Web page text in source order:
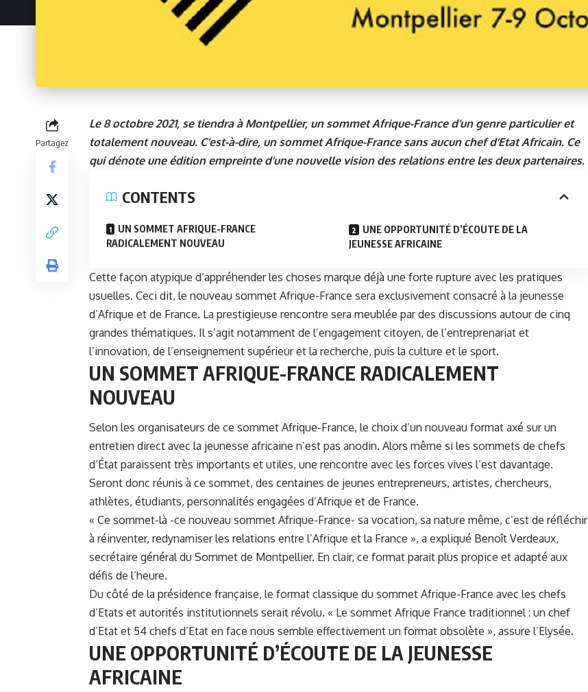
Partagez
Le 8 octobre 2021, se tiendra à Montpellier, un sommet Afrique-France d’un genre particulier et
totalement nouveau. C’est-à-dire, un sommet Afrique-France sans aucun chef d’Etat Africain. Ce
qui dénote une édition empreinte d’une nouvelle vision des relations entre les deux partenaires.
CONTENTS
UN SOMMET AFRIQUE-FRANCE
RADICALEMENT NOUVEAU
UNE OPPORTUNITÉ D’ÉCOUTE DE LA
JEUNESSE AFRICAINE
Cette façon atypique d’appréhender les choses marque déjà une forte rupture avec les pratiques
usuelles. Ceci dit, le nouveau sommet Afrique-France sera exclusivement consacré à la jeunesse
d’Afrique et de France. La prestigieuse rencontre sera meublée par des discussions autour de cinq
grandes thématiques. Il s’agit notamment de l’engagement citoyen, de l’entreprenariat et
l’innovation, de l’enseignement supérieur et la recherche, puis la culture et le sport.
UN SOMMET AFRIQUE-FRANCE RADICALEMENT
NOUVEAU
Selon les organisateurs de ce sommet Afrique-France, le choix d’un nouveau format axé sur un
entretien direct avec la jeunesse africaine n’est pas anodin. Alors même si les sommets de chefs
d’État paraissent très importants et utiles, une rencontre avec les forces vives l’est davantage.
Seront donc réunis à ce sommet, des centaines de jeunes entrepreneurs, artistes, chercheurs,
athlètes, étudiants, personnalités engagées d’Afrique et de France.
« Ce sommet-là -ce nouveau sommet Afrique-France- sa vocation, sa nature même, c’est de réfléchir
à réinventer, redynamiser les relations entre l’Afrique et la France », a expliqué Benoît Verdeaux,
secrétaire général du Sommet de Montpellier. En clair, ce format parait plus propice et adapté aux
défis de l’heure.
Du côté de la présidence française, le format classique du sommet Afrique-France avec les chefs
d’Etats et autorités institutionnels serait révolu. « Le sommet Afrique France traditionnel : un chef
d’Etat et 54 chefs d’Etat en face nous semble effectivement un format obsolète », assure l’Elysée.
UNE OPPORTUNITÉ D’ÉCOUTE DE LA JEUNESSE
AFRICAINE